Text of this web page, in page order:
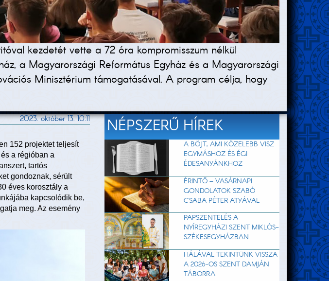
kezdetét vette a 72 óra kompromisszum nélkül
a Magyarországi Református Egyház és a Magyarországi
Minisztérium támogatásával. A program célja, hogy
2023. október 13. 10:11
152 projektet teljesít
a régióban a
tartós
gondoznak, sérült
éves korosztály a
kapcsolódik be,
meg. Az esemény
NÉPSZERŰ HÍREK
A BÖJT, AMI KÖZELEBB VISZ
EGYMÁSHOZ ÉS ÉGI
ÉDESANYÁNKHOZ
ÉRINTŐ – VASÁRNAPI
GONDOLATOK SZABÓ
CSABA PÉTER ATYÁVAL
PAPSZENTELÉS A
NYÍREGYHÁZI SZENT MIKLÓS-
SZÉKESEGYHÁZBAN
HÁLÁVAL TEKINTÜNK VISSZA
A 2026-OS SZENT DAMJÁN
TÁBORRA